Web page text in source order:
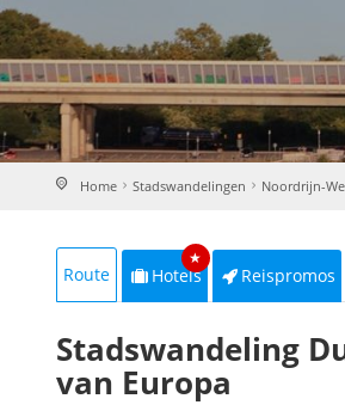
Home Stadswandelingen Noordrijn-
Route Hotels
★
Reispromos
Stadswandeling
van Europa